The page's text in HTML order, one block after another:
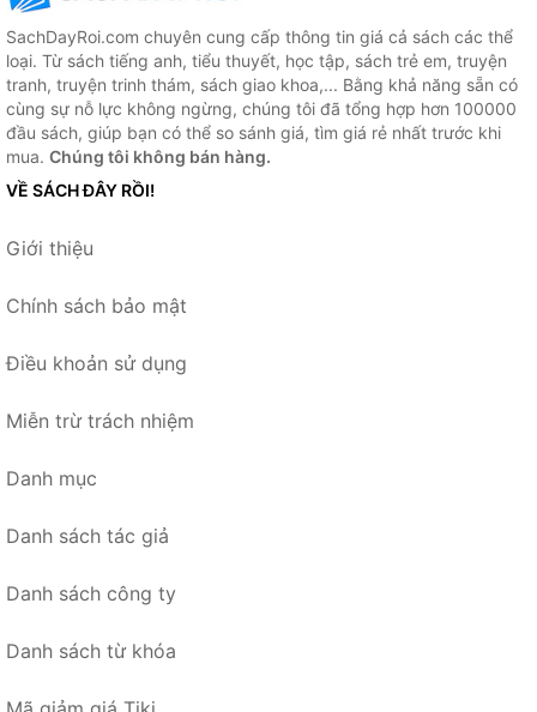
SachDayRoi.com chuyên cung cấp thông tin giá cả sách các thể
loại. Từ sách tiếng anh, tiểu thuyết, học tập, sách trẻ em, truyện
tranh, truyện trinh thám, sách giao khoa,... Bằng khả năng sẵn có
cùng sự nỗ lực không ngừng, chúng tôi đã tổng hợp hơn 100000
đầu sách, giúp bạn có thể so sánh giá, tìm giá rẻ nhất trước khi
mua. Chúng tôi không bán hàng.
VỀ SÁCH ĐÂY RỒI!
Giới thiệu
Chính sách bảo mật
Điều khoản sử dụng
Miễn trừ trách nhiệm
Danh mục
Danh sách tác giả
Danh sách công ty
Danh sách từ khóa